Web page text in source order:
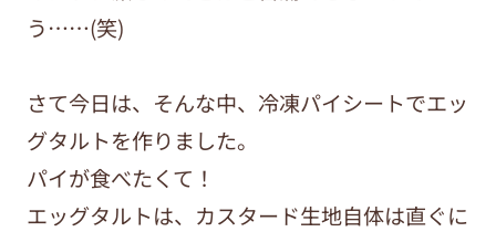
う……(笑)
さて今日は、そんな中、冷凍パイシートでエッ
グタルトを作りました。
パイが食べたくて！
エッグタルトは、カスタード生地自体は直ぐに